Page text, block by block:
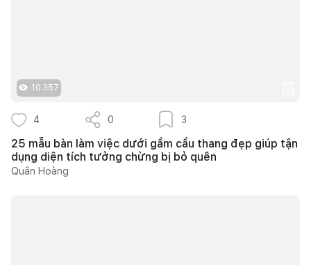
10.357
4 0 3
25 mẫu bàn làm việc dưới gầm cầu thang đẹp giúp tận
dụng diện tích tưởng chừng bị bỏ quên
Quân Hoàng